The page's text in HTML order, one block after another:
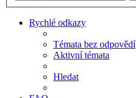
Rychlé odkazy
Témata bez odpovědí
Aktivní témata
Hledat